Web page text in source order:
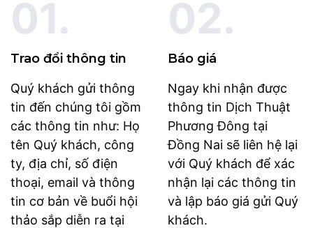
01.
Trao đổi thông tin
Quý khách gửi thông
tin đến chúng tôi gồm
các thông tin như: Họ
tên Quý khách, công
ty, địa chỉ, số điện
thoại, email và thông
tin cơ bản về buổi hội
thảo sắp diễn ra tại
02.
Báo giá
Ngay khi nhận được
thông tin Dịch Thuật
Phương Đông tại
Đồng Nai sẽ liên hệ lại
với Quý khách để xác
nhận lại các thông tin
và lập báo giá gửi Quý
khách.